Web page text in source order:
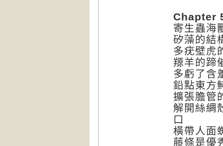
Chapter
寄生蟲海
矽藻的結
多疣壁虎
羱羊的蹄
多虧了含
鉛點東方
擴張膽管
解開絲綢
口
橫帶人面
藤條是優